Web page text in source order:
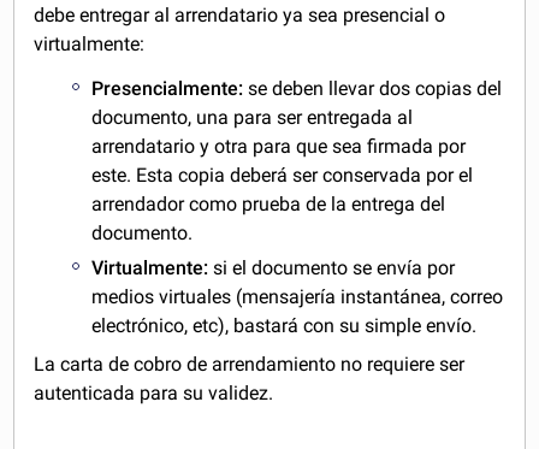
debe entregar al arrendatario ya sea presencial o
virtualmente:
Presencialmente:se deben llevar dos copias del
documento, una para ser entregada al
arrendatario y otra para que sea firmada por
este. Esta copia deberá ser conservada por el
arrendador como prueba de la entrega del
documento.
Virtualmente:si el documento se envía por
medios virtuales (mensajería instantánea, correo
electrónico, etc), bastará con su simple envío.
La carta de cobro de arrendamiento no requiere ser
autenticada para su validez.